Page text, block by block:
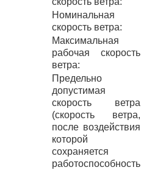
Номинальная
скорость ветра:
Максимальная
рабочая скорость
ветра:
Предельно
допустимая
скорость ветра
(скорость ветра,
после воздействия
которой
сохраняется
работоспособность